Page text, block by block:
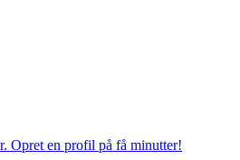
Opret en profil på få minutter!